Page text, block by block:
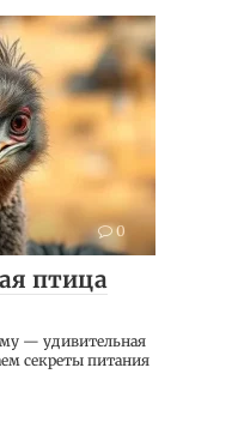
0
птица
— удивительная
секреты питания